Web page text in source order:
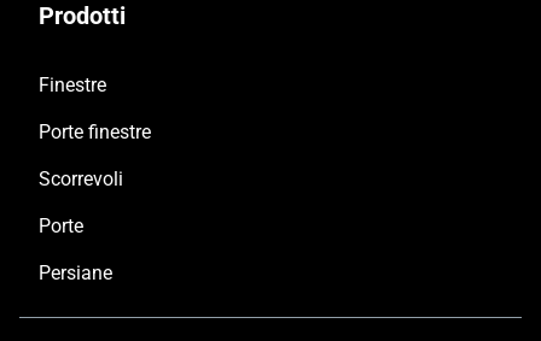
Prodotti
Finestre
Porte finestre
Scorrevoli
Porte
Persiane